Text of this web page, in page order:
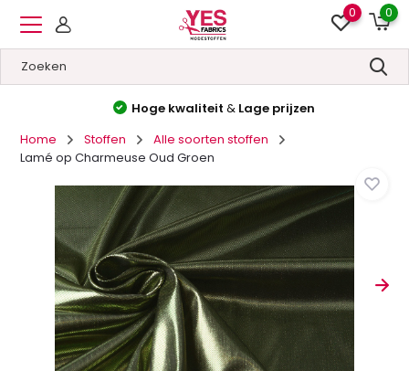
0 0
Hoge kwaliteit&Lage prijzen
Home
Stoffen
Alle soorten stoffen
Lamé op Charmeuse Oud Groen